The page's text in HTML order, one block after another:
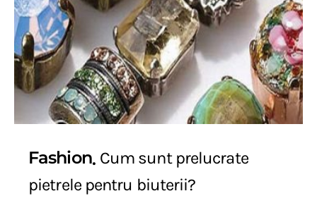
Fashion Cum sunt prelucrate
pietrele pentru biuterii?